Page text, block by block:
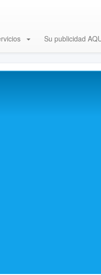
Su publicidad